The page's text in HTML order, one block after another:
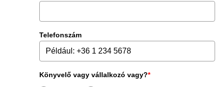
Telefonszám
Könyvelő vagy vállalkozó vagy?*